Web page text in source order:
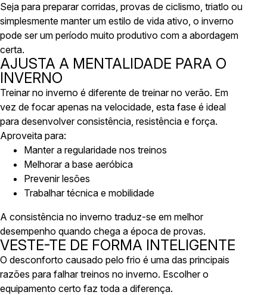
Seja para preparar corridas, provas de ciclismo, triatlo ou
simplesmente manter um estilo de vida ativo, o inverno
pode ser um período muito produtivo com a abordagem
certa.
AJUSTA A MENTALIDADE PARA O
INVERNO
Treinar no inverno é diferente de treinar no verão. Em
vez de focar apenas na velocidade, esta fase é ideal
para desenvolver consistência, resistência e força.
Aproveita para:
Manter a regularidade nos treinos
Melhorar a base aeróbica
Prevenir lesões
Trabalhar técnica e mobilidade
A consistência no inverno traduz-se em melhor
desempenho quando chega a época de provas.
VESTE-TE DE FORMA INTELIGENTE
O desconforto causado pelo frio é uma das principais
razões para falhar treinos no inverno. Escolher o
equipamento certo faz toda a diferença.